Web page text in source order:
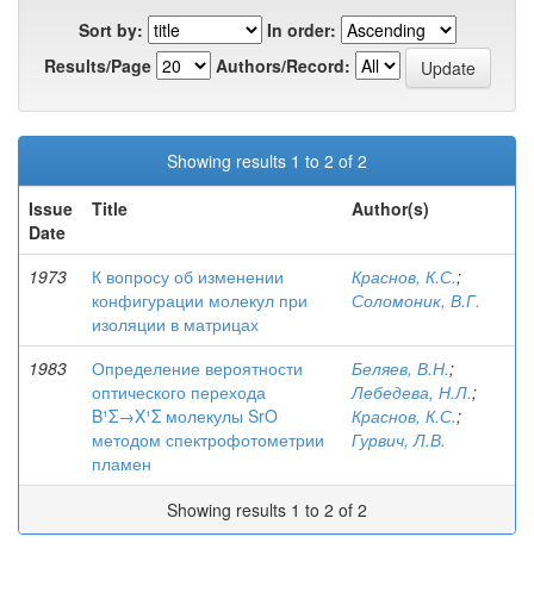
Sort by:
In order:
Results/Page
Authors/Record:
Showing results 1 to 2 of 2
Issue
Date
Title Author(s)
1973
К вопросу об изменении
конфигурации молекул при
изоляции в матрицах
Краснов, К.С.;
Соломоник, В.Г.
1983
Определение вероятности
оптического перехода
B¹Σ→X¹Σ молекулы SrO
методом спектрофотометрии
пламен
Беляев, В.Н.;
Лебедева, Н.Л.;
Краснов, К.С.;
Гурвич, Л.В.
Showing results 1 to 2 of 2